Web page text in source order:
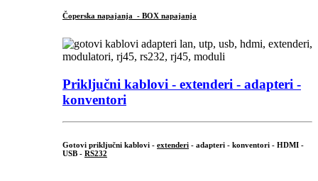
Čoperska napajanja - BOX napajanja
Priključni kablovi - extenderi - adapteri -
konventori
Gotovi priključni kablovi - extenderi - adapteri - konventori - HDMI -
USB - RS232